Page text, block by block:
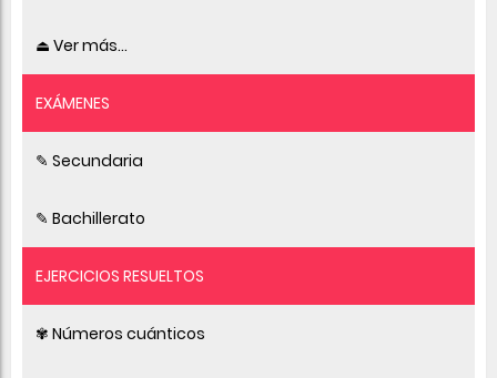
⏏ Ver más...
EXÁMENES
✎ Secundaria
✎ Bachillerato
EJERCICIOS RESUELTOS
✾ Números cuánticos